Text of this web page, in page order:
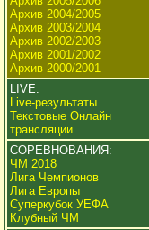
Архив 2004/2005
Архив 2003/2004
Архив 2002/2003
Архив 2001/2002
Архив 2000/2001
LIVE:
Live-результаты
Текстовые Онлайн
трансляции
СОРЕВНОВАНИЯ:
ЧМ 2018
Лига Чемпионов
Лига Европы
Суперкубок УЕФА
Клубный ЧМ